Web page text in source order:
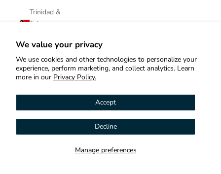
We value your privacy
We use cookies and other technologies to personalize your
experience, perform marketing, and collect analytics. Learn
more in our Privacy Policy.
Manage preferences
Accept
Decline
Trinidad &
Tobago
Tristan da
Cunha
(USD $)
Türkiye